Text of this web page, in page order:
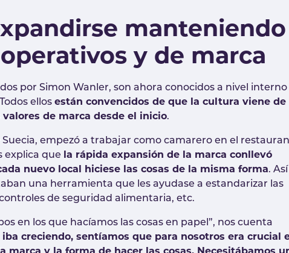
manteniendo
y de marca
por Simon Wanler, son ahora conocidos a nivel interno
ellos están convencidos de que la cultura viene de
de marca desde el inicio.
Suecia, empezó a trabajar como camarero en el
explica que
la rápida expansión de la marca conllevó
nuevo local hiciese las cosas de la misma forma. Así
una herramienta que les ayudase a estandarizar las
de seguridad alimentaria, etc.
en los que hacíamos las cosas en papel”, nos cuenta
creciendo, sentíamos que para nosotros era crucial